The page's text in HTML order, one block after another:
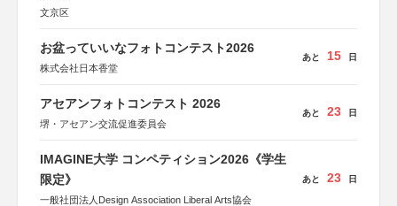
文京区
お盆っていいなフォトコンテスト2026
株式会社日本香堂
あと 15 日
アセアンフォトコンテスト 2026
堺・アセアン交流促進委員会
あと 23 日
IMAGINE大学 コンペティション2026《学生
限定》
一般社団法人Design Association Liberal Arts協会
あと 23 日